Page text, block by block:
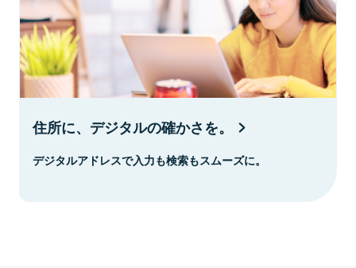
住所に、デジタルの確かさを。
デジタルアドレスで入力も検索もスムーズに。